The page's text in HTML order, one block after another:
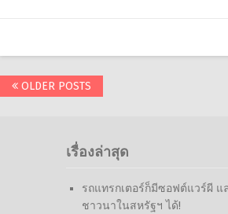
Posts
navigation
OLDER POSTS
เรื่องล่าสุด
รถแทรกเตอร์ก็มีซอฟต์แวร์ผี แ
ชาวนาในสหรัฐฯ ได้!